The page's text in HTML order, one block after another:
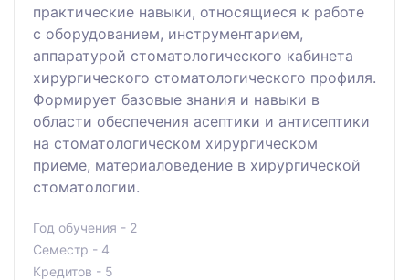
практические навыки, относящиеся к работе
с оборудованием, инструментарием,
аппаратурой стоматологического кабинета
хирургического стоматологического профиля.
Формирует базовые знания и навыки в
области обеспечения асептики и антисептики
на стоматологическом хирургическом
приеме, материаловедение в хирургической
стоматологии.
Год обучения - 2
Семестр - 4
Кредитов - 5